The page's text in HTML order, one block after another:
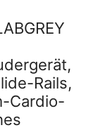
Rails,
Cardio-